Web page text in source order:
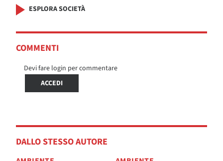
ESPLORA SOCIETÀ
COMMENTI
Devi fare login per commentare
ACCEDI
DALLO STESSO AUTORE